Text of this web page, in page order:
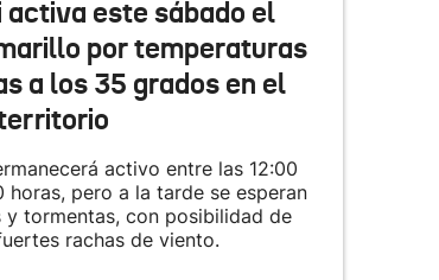
activa este sábado el
por temperaturas
a los 35 grados en el
activo entre las 12:00
horas, pero a la tarde se esperan
y tormentas, con posibilidad de
rachas de viento.